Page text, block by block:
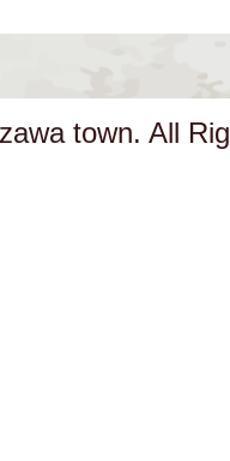
town. All